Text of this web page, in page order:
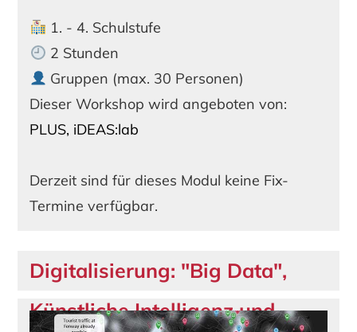
1. - 4. Schulstufe
2 Stunden
Gruppen (max. 30 Personen)
Dieser Workshop wird angeboten von:
PLUS, iDEAS:lab
Derzeit sind für dieses Modul keine Fix-
Termine verfügbar.
Digitalisierung: "Big Data",
Künstliche Intelligenz und